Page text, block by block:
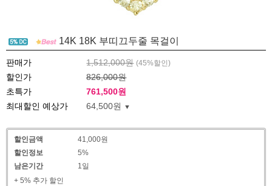
14K 18K 부띠끄두줄 목걸이
판매가 1,512,000원 (45%할인)
할인가
826,000원
초특가
761,500원
최대할인 예상가
64,500원
할인금액
41,000원
할인정보
5%
남은기간
1일
+ 5% 추가 할인